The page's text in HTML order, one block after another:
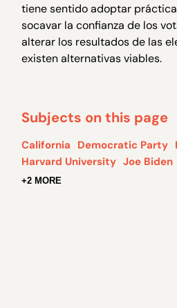
tiene sentido adoptar
socavar la confianza de los
alterar los resultados de las
existen alternativas viables.
Subjects on this page
California Democratic Party
Harvard University Joe Biden
+2 MORE